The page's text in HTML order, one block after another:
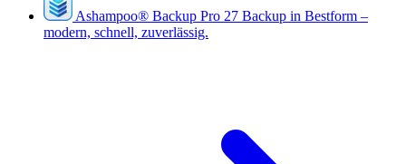
Ashampoo® Backup Pro 27 Backup in Bestform –
modern, schnell, zuverlässig.